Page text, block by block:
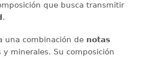
que busca transmitir
.
una combinación de notas
y minerales. Su composición